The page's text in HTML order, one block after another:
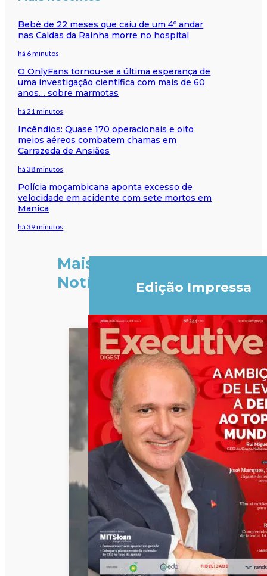
Bebé de 22 meses que caiu de um 4º andar
nas Caldas da Rainha morre no hospital
há 6 minutos
O OnlyFans tornou-se a última esperança de
uma investigação científica com mais de 60
anos… sobre marmotas
há 21 minutos
Incêndios: Quase 170 operacionais e oito
meios aéreos combatem chamas em
Carrazeda de Ansiães
há 38 minutos
Polícia moçambicana aponta excesso de
velocidade em acidente com sete mortos em
Manica
há 39 minutos
Mais
Notícias
Edição Impressa